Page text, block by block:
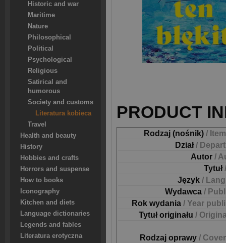
Historic and war
Maritime
Nature
Philosophical
Political
Psychological
Religious
Satirical and
humorous
Society and customs
Literatura kobieca
Travel
Health and beauty
History
Hobbies and crafts
Horrors and suspense
How to books
Iconography
Kitchen and diets
Language dictionaries
Legends and fables
Literatura erotyczna
PRODUCT
Rodzaj (nośnik) /
Dział/
Autor /
Tytuł
Język /
Wydawca /
Rok wydania / Year
Tytuł originału /
Rodzaj oprawy /